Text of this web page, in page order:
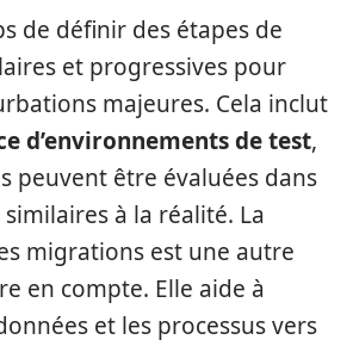
de définir des étapes de
et progressives pour
majeures. Cela inclut
d’environnements de test,
peuvent être évaluées dans
à la réalité. La
migrations est une autre
en compte. Elle aide à
et les processus vers